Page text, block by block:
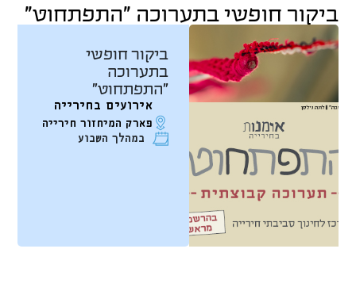
ביקור חופשי בתערוכה "התפתחוט"
ביקור חופשי
בתערוכה
"התפתחוט"
אירועים בחירייה
פארק המיחזור חירייה
במהלך השבוע